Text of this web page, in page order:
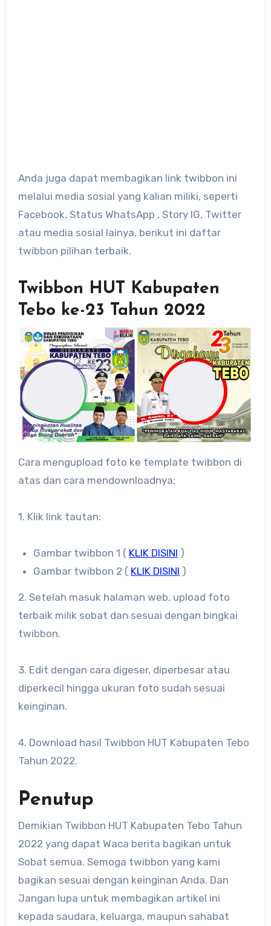
Anda juga dapat membagikan link twibbon ini
melalui media sosial yang kalian miliki, seperti
Facebook, Status WhatsApp , Story IG, Twitter
atau media sosial lainya, berikut ini daftar
twibbon pilihan terbaik.
Twibbon HUT Kabupaten
Tebo ke-23 Tahun 2022
Cara mengupload foto ke template twibbon di
atas dan cara mendownloadnya:
1. Klik link tautan:
Gambar twibbon 1 ( KLIK DISINI )
Gambar twibbon 2 ( KLIK DISINI )
2. Setelah masuk halaman web, upload foto
terbaik milik sobat dan sesuai dengan bingkai
twibbon.
3. Edit dengan cara digeser, diperbesar atau
diperkecil hingga ukuran foto sudah sesuai
keinginan.
4. Download hasil Twibbon HUT Kabupaten Tebo
Tahun 2022.
Penutup
Demikian Twibbon HUT Kabupaten Tebo Tahun
2022 yang dapat Waca berita bagikan untuk
Sobat semua. Semoga twibbon yang kami
bagikan sesuai dengan keinginan Anda. Dan
Jangan lupa untuk membagikan artikel ini
kepada saudara, keluarga, maupun sahabat